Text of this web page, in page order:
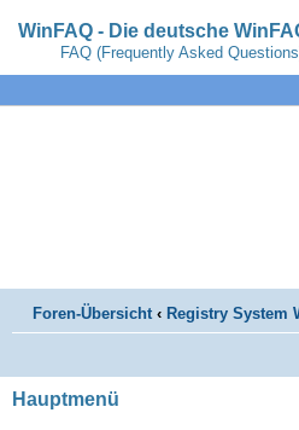
WinFAQ - Die deutsche
FAQ (Frequently Asked
Foren-Übersicht ‹ Registry System
Hauptmenü